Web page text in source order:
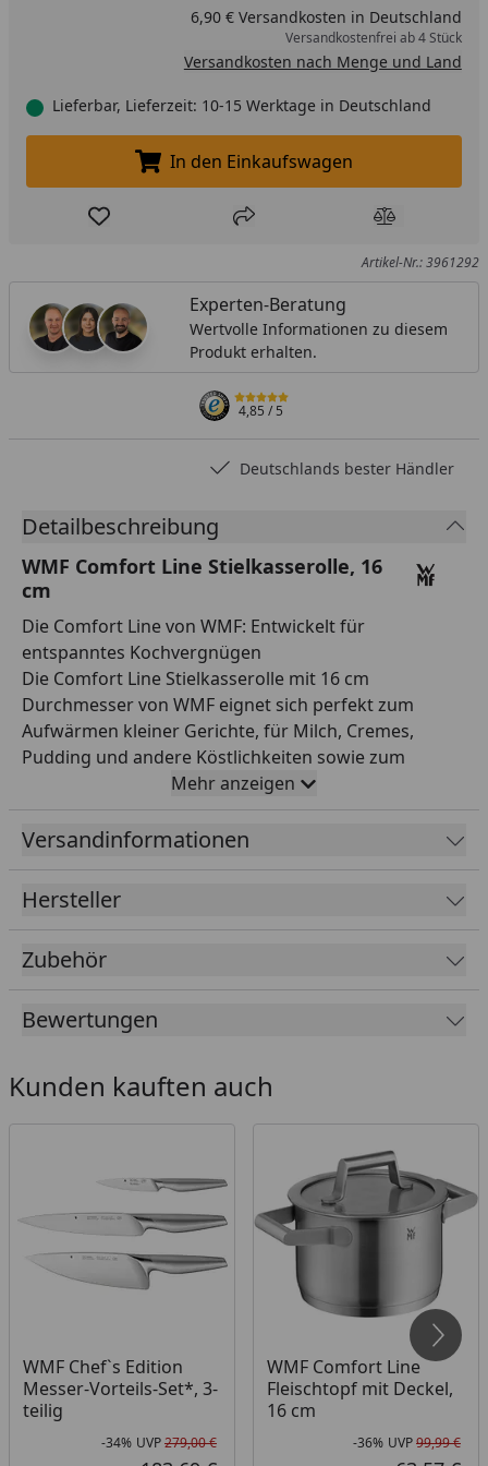
Allherdboden spart Energie beim Kochen durch
optimale Wärmeverteilung und -speicherung. Geeignet
für alle Herdarten, einschließlich Induktion. ·
wie elegantem Cromargan®: Edelstahl Rostfrei 18/10.
Außergewöhnlich langlebig und zur komfortablen,
hygienischen Reinigung spülmaschinengeeignet.
6,90 € Versandkosten in Deutschland
Versandkostenfrei ab 4 Stück
Versandkosten nach Menge und Land
Lieferbar, Lieferzeit: 10-15 Werktage in Deutschland
In den Einkaufswagen legen
In den Einkaufswagen
Produkt zur Wunschliste hinzufügen
Teilen Produkt
Artikel-Nr.: 3961292
Experten-Beratung
Wertvolle Informationen zu diesem
Produkt erhalten.
4,85/ 5
Deutschlands bester Händler
Detailbeschreibung
WMF Comfort Line Stielkasserolle, 16
cm
Die Comfort Line von WMF: Entwickelt für
entspanntes Kochvergnügen
Die Comfort Line Stielkasserolle mit 16 cm
Durchmesser von WMF eignet sich perfekt zum
Aufwärmen kleiner Gerichte, für Milch, Cremes,
Pudding und andere Köstlichkeiten sowie zum
Reduzieren intensiver und gehaltvoller Saucen. Dazu
verfügt sie über einen wärmereduzierenden
Hohlgriff, der sich nur geringfügig erwärmt*, eine
von Flüssigkeiten sowie einen breiten Schüttrand, der
tropffreies Abgießen ermöglicht. Der TransTherm®-
auf jedem Herd - auch auf Induktion. Gefertigt aus
strapazierfähigem und pflegeleichtem Cromargan®:
Edelstahl Rostfrei 18/10 darf die Comfort Line
in die Spülmaschine.
Mehr anzeigen
Versandinformationen
Hersteller
Zubehör
Bewertungen
Kunden kauften auch
WMF Chef`s Edition
Messer-Vorteils-Set*, 3-
teilig
Rabatt in Prozent
-34%
Ursprünglicher Preis
UVP279,00 €
WMF Comfort Line
Fleischtopf mit Deckel,
16 cm
-36% UVP99,99 €